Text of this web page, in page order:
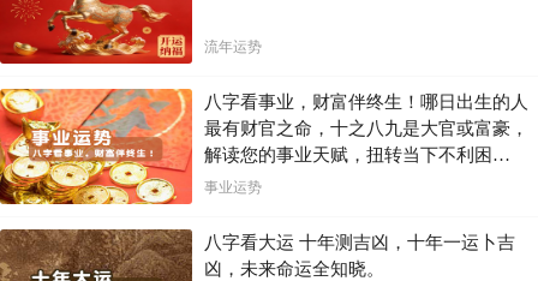
流年运势
八字看事业，财富伴终生！哪日出生的人
最有财官之命，十之八九是大官或富豪，
解读您的事业天赋，扭转当下不利困
局！！
事业运势
八字看大运 十年测吉凶，十年一运卜吉
凶，未来命运全知晓。